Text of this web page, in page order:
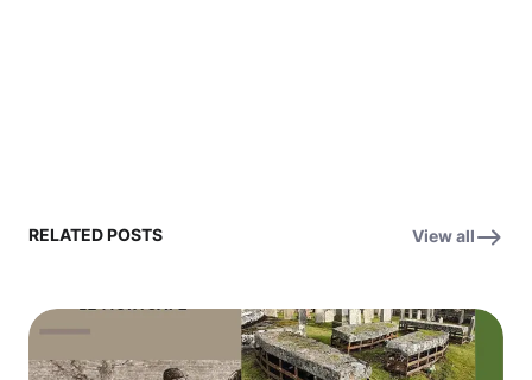
RELATED POSTS View all